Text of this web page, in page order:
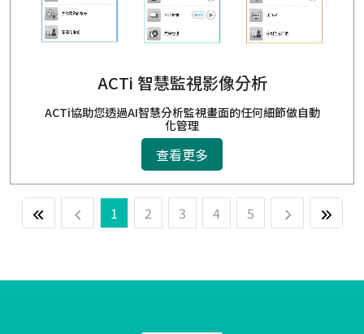
ACTi 智慧監視影像分析
ACTi協助您透過AI智慧分析監視畫面的任何細節做自動
化管理
查看更多
1 2 3 4 5